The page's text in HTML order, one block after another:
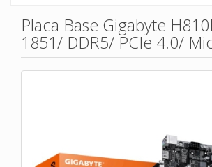
Placa Base Gigabyte
1851/ DDR5/ PCIe 4.0/